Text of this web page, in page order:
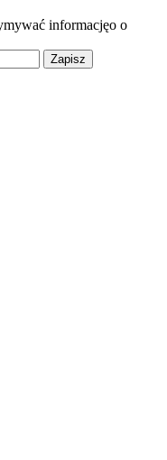
informacjęo o
Zapisz